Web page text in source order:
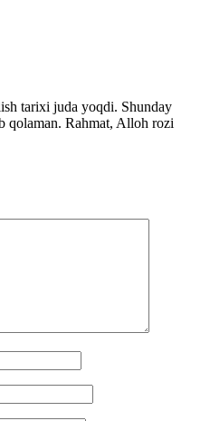
tarixi juda yoqdi. Shunday
qolaman. Rahmat, Alloh rozi